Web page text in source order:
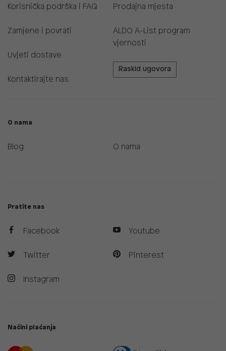
Korisnička podrška i FAQ
Zamjene i povrati
Uvjeti dostave
Kontaktirajte nas
Prodajna mjesta
ALDO A-List program
vjernosti
Raskid ugovora
O nama
Blog O nama
Pratite nas
Facebook
Twitter
Instagram
Youtube
Pinterest
Načini plaćanja